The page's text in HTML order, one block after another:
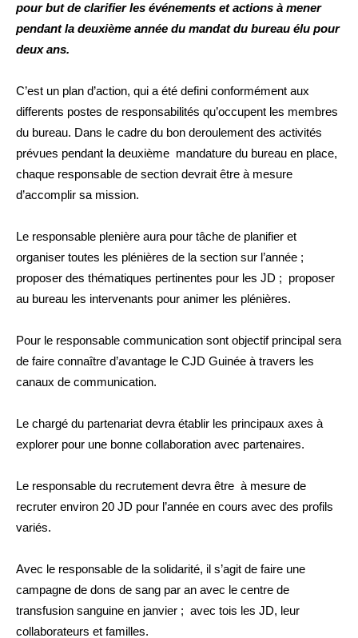
pour but de clarifier les événements et actions à mener
pendant la deuxième année du mandat du bureau élu pour
deux ans.
C’est un plan d’action, qui a été defini conformément aux
differents postes de responsabilités qu’occupent les membres
du bureau. Dans le cadre du bon deroulement des activités
prévues pendant la deuxième mandature du bureau en place,
chaque responsable de section devrait être à mesure
d’accomplir sa mission.
Le responsable plenière aura pour tâche de planifier et
organiser toutes les plénières de la section sur l’année ;
proposer des thématiques pertinentes pour les JD ; proposer
au bureau les intervenants pour animer les plénières.
Pour le responsable communication sont objectif principal sera
de faire connaître d’avantage le CJD Guinée à travers les
canaux de communication.
Le chargé du partenariat devra établir les principaux axes à
explorer pour une bonne collaboration avec partenaires.
Le responsable du recrutement devra être à mesure de
recruter environ 20 JD pour l’année en cours avec des profils
variés.
Avec le responsable de la solidarité, il s’agit de faire une
campagne de dons de sang par an avec le centre de
transfusion sanguine en janvier ; avec tois les JD, leur
collaborateurs et familles.